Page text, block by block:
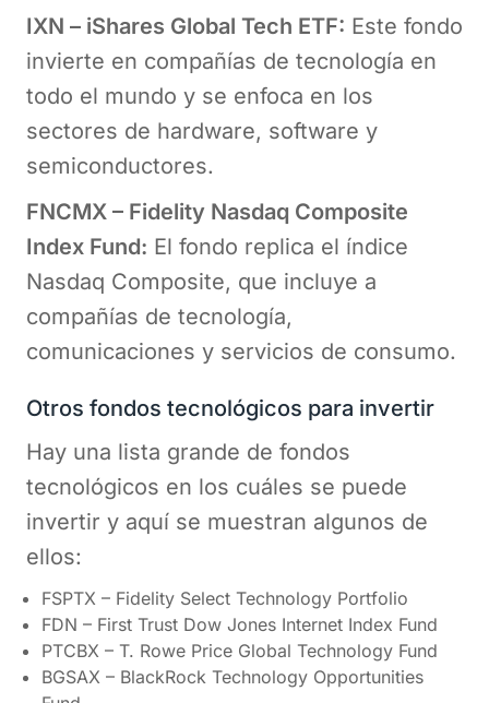
IXN – iShares Global Tech ETF: Este fondo
invierte en compañías de tecnología en
todo el mundo y se enfoca en los
sectores de hardware, software y
semiconductores.
FNCMX – Fidelity Nasdaq Composite
Index Fund: El fondo replica el índice
Nasdaq Composite, que incluye a
compañías de tecnología,
comunicaciones y servicios de consumo.
Otros fondos tecnológicos para invertir
Hay una lista grande de fondos
tecnológicos en los cuáles se puede
invertir y aquí se muestran algunos de
ellos:
FSPTX – Fidelity Select Technology Portfolio
FDN – First Trust Dow Jones Internet Index Fund
PTCBX – T. Rowe Price Global Technology Fund
BGSAX – BlackRock Technology Opportunities